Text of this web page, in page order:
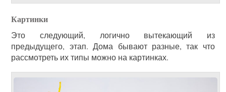
Картинки
Это следующий, логично вытекающий из
предыдущего, этап. Дома бывают разные, так что
рассмотреть их типы можно на картинках.